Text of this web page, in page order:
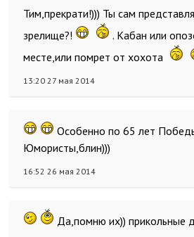
Тим,прекрати!))) Ты сам
зрелище?!
. Кабан или
месте,или помрет от хохота
13:20 27 мая 2014
Особенно по 65 лет
Юмористы,блин)))
16:52 26 мая 2014
Да,помню их)) прикольные